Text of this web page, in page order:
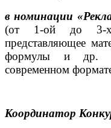
в номинации
(от 1-ой до 3-х
представляющее
формулы и др.
современном
Координатор